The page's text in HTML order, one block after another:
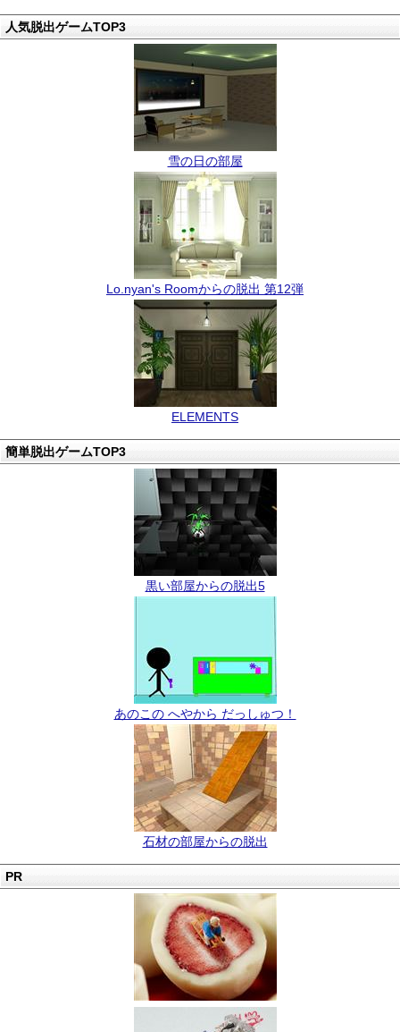
人気脱出ゲームTOP3
雪の日の部屋
Lo.nyan's Roomからの脱出 第12弾
ELEMENTS
簡単脱出ゲームTOP3
黒い部屋からの脱出5
あのこの へやから だっしゅつ！
石材の部屋からの脱出
PR